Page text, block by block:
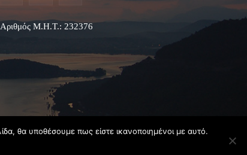
Αριθμός Μ.Η.Τ.: 232376
θα υποθέσουμε πως είστε ικανοποιημένοι με αυτό.